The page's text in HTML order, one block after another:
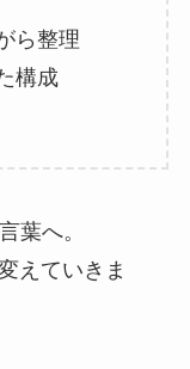
ら整理
構成
葉へ。
えていきま